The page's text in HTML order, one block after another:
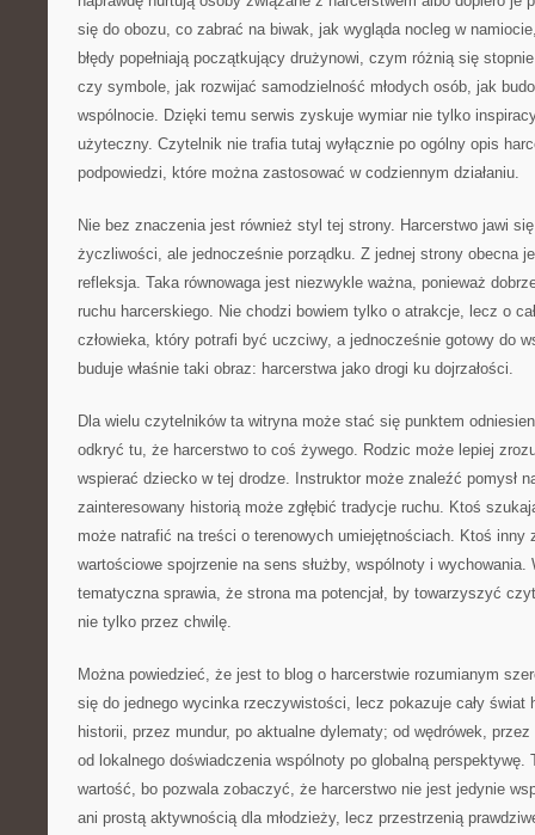
się do obozu, co zabrać na biwak, jak wygląda nocleg w
błędy popełniają początkujący drużynowi, czym różnią się
czy symbole, jak rozwijać samodzielność młodych osób, jak
wspólnocie. Dzięki temu serwis zyskuje wymiar nie tylko
użyteczny. Czytelnik nie trafia tutaj wyłącznie po ogólny opis
podpowiedzi, które można zastosować w codziennym działaniu.
Nie bez znaczenia jest również styl tej strony. Harcerstwo jawi
życzliwości, ale jednocześnie porządku. Z jednej strony obecna
refleksja. Taka równowaga jest niezwykle ważna, ponieważ
ruchu harcerskiego. Nie chodzi bowiem tylko o atrakcje, lecz o
człowieka, który potrafi być uczciwy, a jednocześnie gotowy do
buduje właśnie taki obraz: harcerstwa jako drogi ku dojrzałości.
Dla wielu czytelników ta witryna może stać się punktem
odkryć tu, że harcerstwo to coś żywego. Rodzic może lepiej
wspierać dziecko w tej drodze. Instruktor może znaleźć pomysł
zainteresowany historią może zgłębić tradycje ruchu. Ktoś
może natrafić na treści o terenowych umiejętnościach. Ktoś inny
wartościowe spojrzenie na sens służby, wspólnoty i wychowania.
tematyczna sprawia, że strona ma potencjał, by towarzyszyć
nie tylko przez chwilę.
Można powiedzieć, że jest to blog o harcerstwie rozumianym
się do jednego wycinka rzeczywistości, lecz pokazuje cały świat
historii, przez mundur, po aktualne dylematy; od wędrówek,
od lokalnego doświadczenia wspólnoty po globalną perspektywę.
wartość, bo pozwala zobaczyć, że harcerstwo nie jest jedynie
ani prostą aktywnością dla młodzieży, lecz przestrzenią